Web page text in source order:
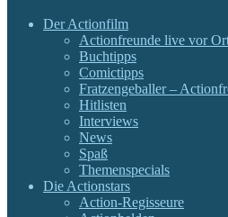
Der Actionfilm
Actionfreunde live vor
Buchtipps
Comictipps
Fratzengeballer –
Hitlisten
Interviews
News
Spaß
Themenspecials
Die Actionstars
Action-Regisseure